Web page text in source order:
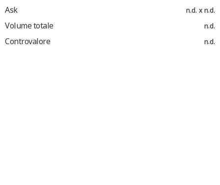
Ask n.d. x n.d.
Volume totale n.d.
Controvalore n.d.